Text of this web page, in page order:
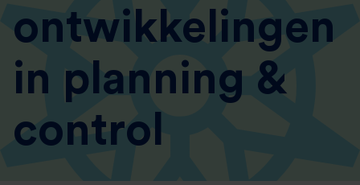
ontwikkelingen
in planning &
control